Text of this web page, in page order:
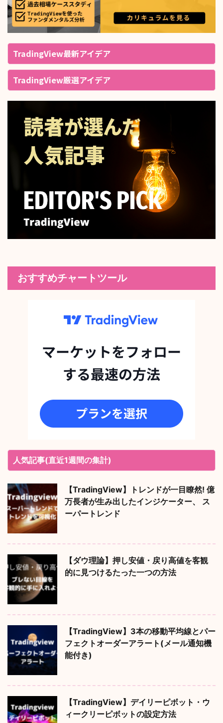
TradingView最新アイデア
TradingView厳選アイデア
おすすめチャートツール
人気記事(直近1週間の集計)
【TradingView】トレンドが一目瞭然! 億
万長者が生み出したインジケーター、 ス
ーパートレンド
【ダウ理論】押し安値・戻り高値を客観
的に見つけるたった一つの方法
【TradingView】3本の移動平均線とパー
フェクトオーダーアラート(メール通知機
能付き)
【TradingView】デイリーピボット・ウ
ィークリーピボットの設定方法